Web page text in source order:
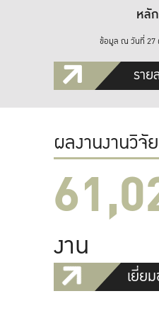
หลั
ข้อมูล ณ วันที่ 27
ราย
ผลงานงานวิจั
งาน
เยี่ย